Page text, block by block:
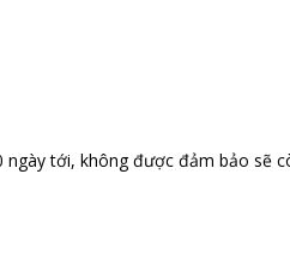
tới, không được đảm bảo sẽ